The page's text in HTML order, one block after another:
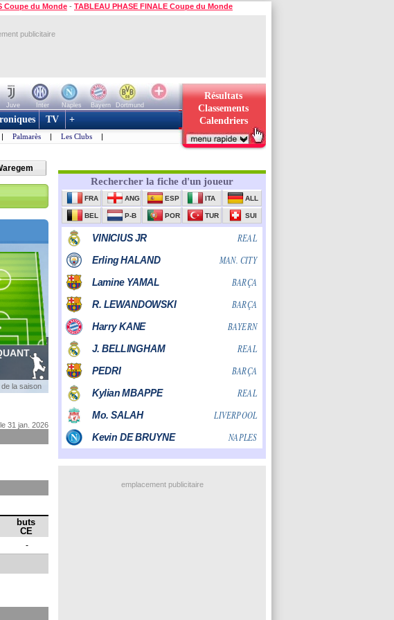
Coupe du Monde - TABLEAU PHASE FINALE Coupe du Monde
publicitaire
Juve Inter Naples Bayern
Dortmund
Résultats
Classements
Calendriers
TV +
| Palmarès | Les Clubs |
la saison
31 jan. 2026
buts
CE
-
emplacement publicitaire